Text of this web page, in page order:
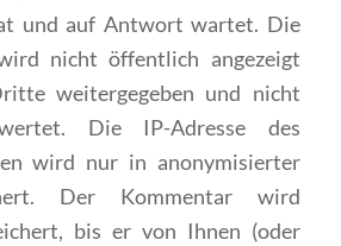
und auf Antwort wartet. Die
nicht öffentlich angezeigt
weitergegeben und nicht
Die IP-Adresse des
wird nur in anonymisierter
Der Kommentar wird
bis er von Ihnen (oder